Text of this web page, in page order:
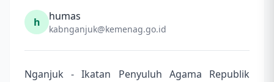
h humas
kabnganjuk@kemenag.go.id
Nganjuk - Ikatan Penyuluh Agama Republik